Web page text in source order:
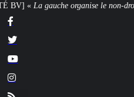
» [VOTRE AVIS] Yaël Braun-